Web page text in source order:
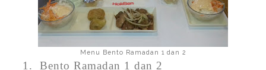
Menu Bento Ramadan 1 dan 2
1.
Bento Ramadan 1 dan 2